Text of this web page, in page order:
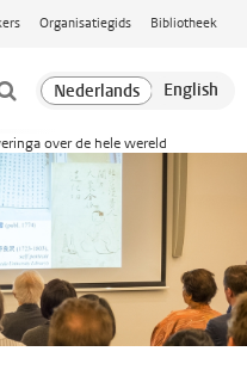
Organisatiegids Bibliotheek
over de hele wereld